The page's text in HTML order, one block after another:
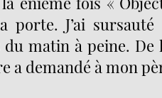
porte. J’ai
matin à peine. De
a demandé à mon